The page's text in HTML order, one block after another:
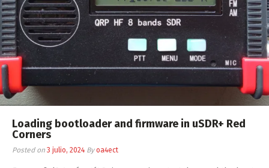
Loading bootloader and firmware in uSDR+ Red
Corners
Posted on 3 julio, 2024 Byoa4ect